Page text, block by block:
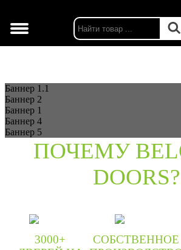
Баннер 1.1
Баннер 2
Баннер 1
Баннер 4
Баннер 5
ПОЧЕМУ
DOORS?
3000+
СОБСТВЕННОЕ